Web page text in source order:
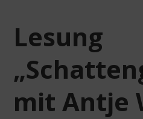
Lesung
mit Antje